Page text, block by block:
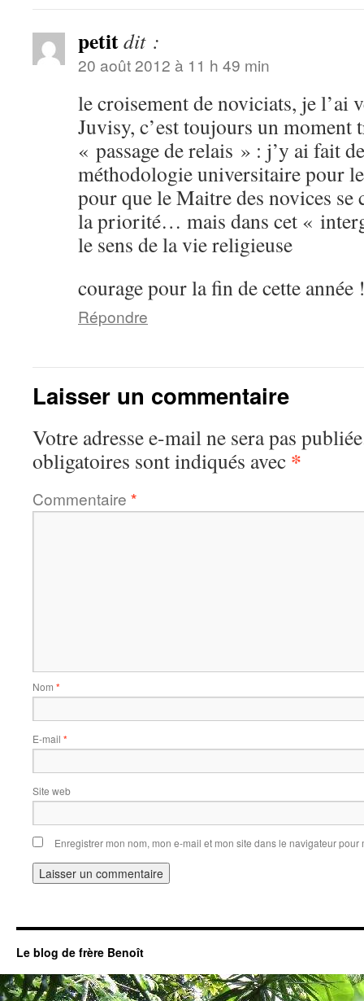
petitdit :
20 août 2012 à 11 h 49 min
le croisement de noviciats, je l’ai
Juvisy, c’est toujours un moment
« passage de relais » : j’y ai fait
méthodologie universitaire pour
pour que le Maitre des novices se
la priorité… mais dans cet «
le sens de la vie religieuse
courage pour la fin de cette année
Répondre
Laisser un commentaire
Votre adresse e-mail ne sera pas
obligatoires sont indiqués avec *
Commentaire *
Nom *
E-mail *
Site web
Enregistrer mon nom, mon e-mail et mon site dans le navigateur
Le blog de frère Benoît